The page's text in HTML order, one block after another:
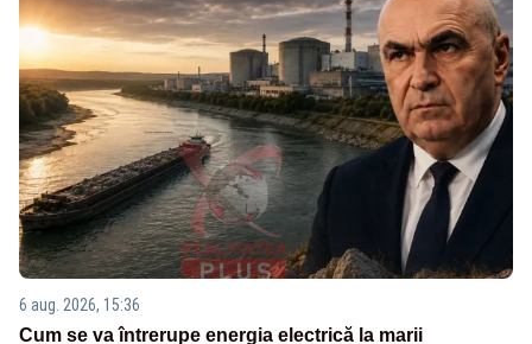
6 aug. 2026, 15:36
Cum se va întrerupe energia electrică la marii